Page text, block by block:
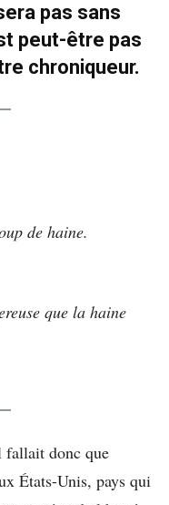
pas sans
peut-être pas
chroniqueur.
de haine.
que la haine
fallait donc que
États-Unis, pays qui